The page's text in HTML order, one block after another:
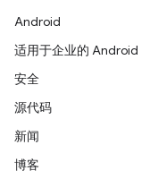
Android
适用于企业的 Android
安全
源代码
新闻
博客